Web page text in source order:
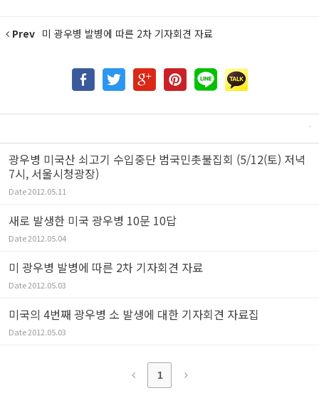
Prev 미 광우병 발병에 따른 2차 기자회견 자료
광우병 미국산 쇠고기 수입중단 범국민촛불집회 (5/12(토) 저녁
7시, 서울시청광장)
Date2012.05.11
새로 발생한 미국 광우병 10문 10답
Date2012.05.04
미 광우병 발병에 따른 2차 기자회견 자료
Date2012.05.03
미국의 4번째 광우병 소 발생에 대한 기자회견 자료집
Date2012.05.03
1